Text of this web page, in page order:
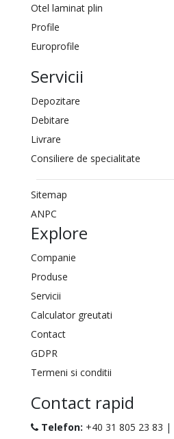
Otel laminat plin
Profile
Europrofile
Servicii
Depozitare
Debitare
Livrare
Consiliere de specialitate
Sitemap
ANPC
Explore
Companie
Produse
Servicii
Calculator greutati
Contact
GDPR
Termeni si conditii
Contact rapid
Telefon: +40 31 805 23 83 |